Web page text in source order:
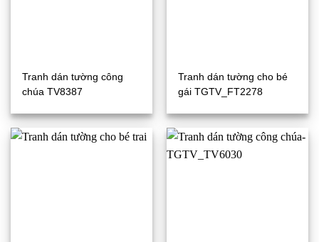
Tranh dán tường công
chúa TV8387
Tranh dán tường cho bé
gái TGTV_FT2278